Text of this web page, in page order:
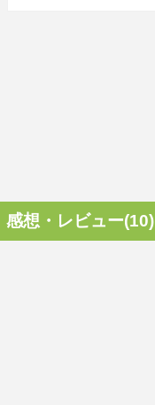
感想・レビュー(10)